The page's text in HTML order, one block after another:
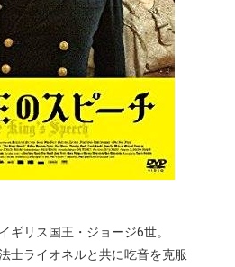
ギリス国王・ジョージ6世。
士ライオネルと共に吃音を克服